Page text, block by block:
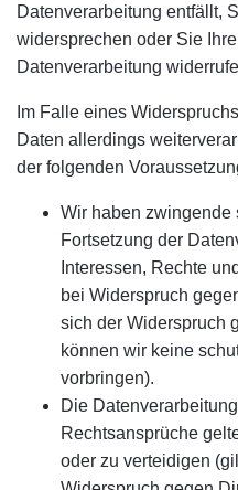
Datenverarbeitung entfällt,
widersprechen oder Sie
Datenverarbeitung
Im Falle eines
Daten allerdings
der folgenden
Wir haben zwingende
Fortsetzung der
Interessen, Rechte
bei Widerspruch
sich der Widerspruch
können wir keine
vorbringen).
Die
Rechtsansprüche
oder zu verteidigen